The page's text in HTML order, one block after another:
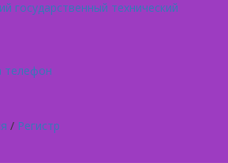
государственный технический
телефон
/ Регистр